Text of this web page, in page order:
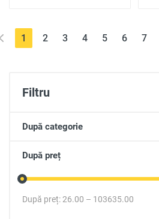
Filtru
După categorie
După preț
După preț:26.00 – 103635.00
1 (current)
2 3 4 5 6 7